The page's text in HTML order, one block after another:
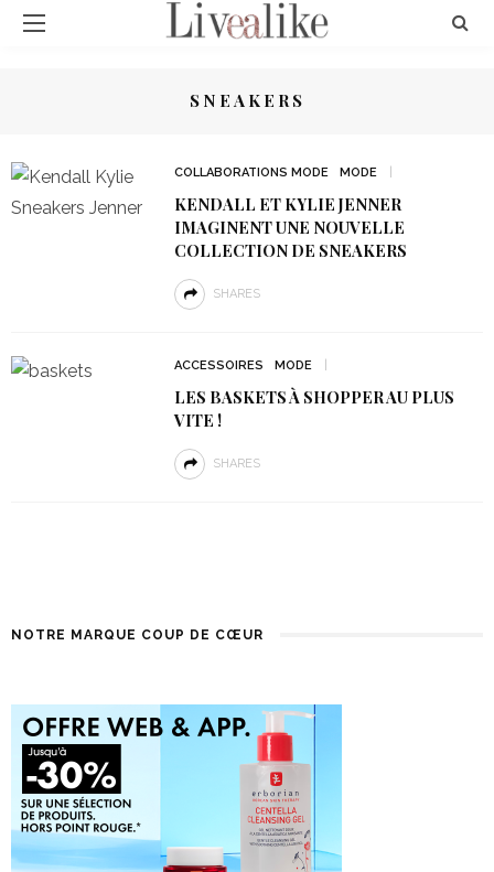
SNEAKERS
COLLABORATIONS MODE MODE
KENDALL ET KYLIE JENNER
IMAGINENT UNE NOUVELLE
COLLECTION DE SNEAKERS
SHARES
ACCESSOIRES MODE
LES BASKETS À SHOPPER AU PLUS
VITE !
SHARES
NOTRE MARQUE COUP DE CŒUR